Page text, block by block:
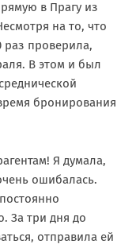
в Прагу из
на то, что
раз проверила,
В этом и был
бронирования
Я думала,
ошибалась.
За три дня до
отправила ей